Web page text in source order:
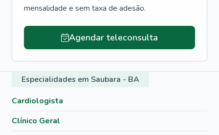
mensalidade e sem taxa de adesão.
Agendar teleconsulta
Especialidades em Saubara - BA
Cardiologista
Clínico Geral